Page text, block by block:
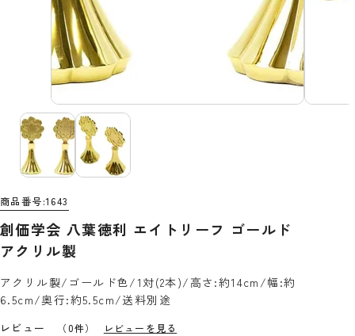
商品番号 1643
創価学会 八葉徳利 エイトリーフ ゴールド
アクリル製
アクリル製/ゴールド色/1対(2本)/高さ:約14cm/幅:約
6.5cm/奥行:約5.5cm/送料別途
レビュー （0件） レビューを見る